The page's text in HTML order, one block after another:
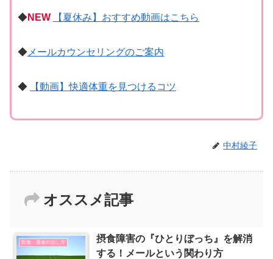
◆NEW 【夏休み】おすすめ動画はこちら
◆ メールカウンセリングのご案内
◆ 【動画】快適体重を見つけるコツ
中村綾子
オススメ記事
拒食・過食の治し方
摂食障害の『ひとりぼっち』を解消
する！メールという関わり方